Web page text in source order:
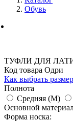
Обувь
ТУФЛИ ДЛЯ
Код товара Одри
Как выбрать размер
Полнота
Средняя (M)
Основной
Форма носка: